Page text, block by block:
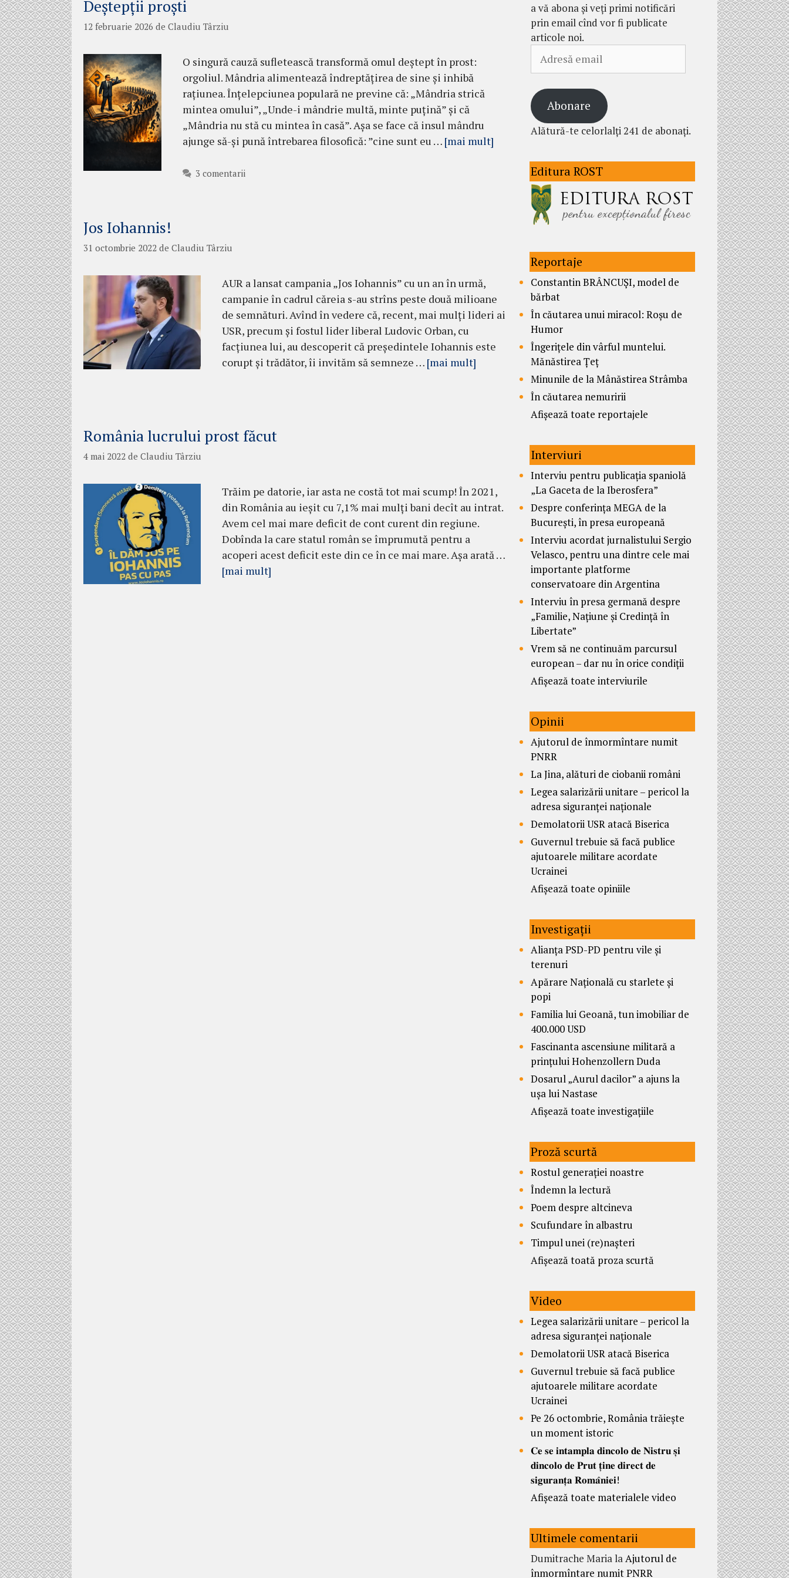
Deștepții proști
12 februarie 2026 de Claudiu Târziu
O singură cauză sufletească transformă omul deștept în prost:
orgoliul. Mândria alimentează îndreptățirea de sine și inhibă
rațiunea. Înțelepciunea populară ne previne că: „Mândria strică
mintea omului”, „Unde-i mândrie multă, minte puțină” și că
„Mândria nu stă cu mintea în casă”. Așa se face că insul mândru
ajunge să-și pună întrebarea filosofică: ”cine sunt eu … [mai mult]
3 comentarii
Jos Iohannis!
31 octombrie 2022 de Claudiu Târziu
AUR a lansat campania „Jos Iohannis” cu un an în urmă,
campanie în cadrul căreia s-au strîns peste două milioane
de semnături. Avînd în vedere că, recent, mai mulți lideri ai
USR, precum și fostul lider liberal Ludovic Orban, cu
facțiunea lui, au descoperit că președintele Iohannis este
corupt și trădător, îi invităm să semneze … [mai mult]
România lucrului prost făcut
4 mai 2022 de Claudiu Târziu
Trăim pe datorie, iar asta ne costă tot mai scump! În 2021,
din România au ieșit cu 7,1% mai mulți bani decît au intrat.
Avem cel mai mare deficit de cont curent din regiune.
Dobînda la care statul român se împrumută pentru a
acoperi acest deficit este din ce în ce mai mare. Așa arată …
[mai mult]
a vă abona și veți primi notificări
prin email cînd vor fi publicate
articole noi.
email
Abonare
Alătură-te celorlalți 241 de abonați.
Editura ROST
Reportaje
Constantin BRÂNCUȘI, model de
bărbat
În căutarea unui miracol: Roșu de
Humor
Îngerițele din vârful muntelui.
Mănăstirea Țeț
Minunile de la Mânăstirea Strâmba
În căutarea nemuririi
Afișează toate reportajele
Interviuri
Interviu pentru publicația spaniolă
„La Gaceta de la Iberosfera”
Despre conferința MEGA de la
București, în presa europeană
Interviu acordat jurnalistului Sergio
Velasco, pentru una dintre cele mai
importante platforme
conservatoare din Argentina
Interviu în presa germană despre
„Familie, Națiune și Credință în
Libertate”
Vrem să ne continuăm parcursul
european – dar nu în orice condiții
Afișează toate interviurile
Opinii
Ajutorul de înmormîntare numit
PNRR
La Jina, alături de ciobanii români
Legea salarizării unitare – pericol la
adresa siguranței naționale
Demolatorii USR atacă Biserica
Guvernul trebuie să facă publice
ajutoarele militare acordate
Ucrainei
Afișează toate opiniile
Investigații
Alianța PSD-PD pentru vile și
terenuri
Apărare Națională cu starlete și
popi
Familia lui Geoană, tun imobiliar de
400.000 USD
Fascinanta ascensiune militară a
prințului Hohenzollern Duda
Dosarul „Aurul dacilor” a ajuns la
ușa lui Nastase
Afișează toate investigațiile
Proză scurtă
Rostul generației noastre
Îndemn la lectură
Poem despre altcineva
Scufundare în albastru
Timpul unei (re)nașteri
Afișează toată proza scurtă
Video
Legea salarizării unitare – pericol la
adresa siguranței naționale
Demolatorii USR atacă Biserica
Guvernul trebuie să facă publice
ajutoarele militare acordate
Ucrainei
Pe 26 octombrie, România trăiește
un moment istoric
𝐂𝐞 𝐬𝐞 𝐢𝐧𝐭𝐚𝐦𝐩𝐥𝐚 𝐝𝐢𝐧𝐜𝐨𝐥𝐨 𝐝𝐞 𝐍𝐢𝐬𝐭𝐫𝐮 𝐬̦𝐢
𝐝𝐢𝐧𝐜𝐨𝐥𝐨 𝐝𝐞 𝐏𝐫𝐮𝐭 𝐭̦𝐢𝐧𝐞 𝐝𝐢𝐫𝐞𝐜𝐭 𝐝𝐞
𝐬𝐢𝐠𝐮𝐫𝐚𝐧𝐭̦𝐚 𝐑𝐨𝐦𝐚̂𝐧𝐢𝐞𝐢!
Afișează toate materialele video
Ultimele comentarii
Dumitrache MarialaAjutorul de
înmormîntare numit PNRR